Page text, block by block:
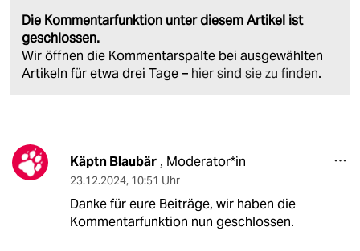
Die Kommentarfunktion unter diesem Artikel ist
geschlossen.
Wir öffnen die Kommentarspalte bei ausgewählten
Artikeln für etwa drei Tage – hier sind sie zu finden.
Käptn Blaubär, Moderator*in
23.12.2024, 10:51 Uhr
Danke für eure Beiträge, wir haben die
Kommentarfunktion nun geschlossen.